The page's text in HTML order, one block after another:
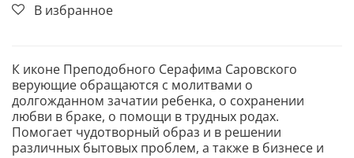
В избранное
К иконе Преподобного Серафима Саровского
верующие обращаются с молитвами о
долгожданном зачатии ребенка, о сохранении
любви в браке, о помощи в трудных родах.
Помогает чудотворный образ и в решении
различных бытовых проблем, а также в бизнесе и